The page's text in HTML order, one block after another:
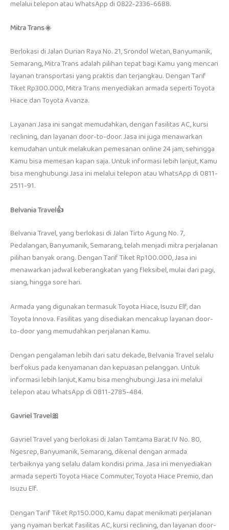
melalui telepon atau WhatsApp di 0822-2336-6688.
Mitra Trans☀️
Berlokasi di Jalan Durian Raya No. 21, Srondol Wetan, Banyumanik,
Semarang, Mitra Trans adalah pilihan tepat bagi Kamu yang mencari
layanan transportasi yang praktis dan terjangkau. Dengan Tarif
Tiket Rp300.000, Mitra Trans menyediakan armada seperti Toyota
Hiace dan Toyota Avanza.
Layanan Jasa ini sangat memudahkan, dengan fasilitas AC, kursi
reclining, dan layanan door-to-door. Jasa ini juga menawarkan
kemudahan untuk melakukan pemesanan online 24 jam, sehingga
Kamu bisa memesan kapan saja. Untuk informasi lebih lanjut, Kamu
bisa menghubungi Jasa ini melalui telepon atau WhatsApp di 0811-
2511-91.
Belvania Travel👍
Belvania Travel, yang berlokasi di Jalan Tirto Agung No. 7,
Pedalangan, Banyumanik, Semarang, telah menjadi mitra perjalanan
pilihan banyak orang. Dengan Tarif Tiket Rp100.000, Jasa ini
menawarkan jadwal keberangkatan yang fleksibel, mulai dari pagi,
siang, hingga sore hari.
Armada yang digunakan termasuk Toyota Hiace, Isuzu Elf, dan
Toyota Innova. Fasilitas yang disediakan mencakup layanan door-
to-door yang memudahkan perjalanan Kamu.
Dengan pengalaman lebih dari satu dekade, Belvania Travel selalu
berfokus pada kenyamanan dan kepuasan pelanggan. Untuk
informasi lebih lanjut, Kamu bisa menghubungi Jasa ini melalui
telepon atau WhatsApp di 0811-2785-484.
Gavriel Travel🎀
Gavriel Travel yang berlokasi di Jalan Tamtama Barat IV No. 80,
Ngesrep, Banyumanik, Semarang, dikenal dengan armada
terbaiknya yang selalu dalam kondisi prima. Jasa ini menyediakan
armada seperti Toyota Hiace Commuter, Toyota Hiace Premio, dan
Isuzu Elf.
Dengan Tarif Tiket Rp150.000, Kamu dapat menikmati perjalanan
yang nyaman berkat fasilitas AC, kursi reclining, dan layanan door-